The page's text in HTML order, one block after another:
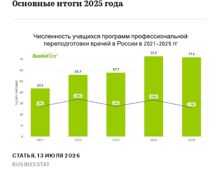
Основные итоги 2025 года
СТАТЬЯ, 13 ИЮЛЯ 2026
BUSINESSTAT